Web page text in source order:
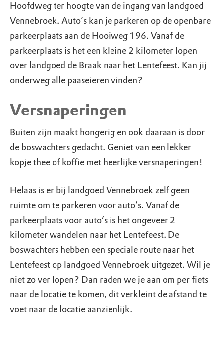
Hoofdweg ter hoogte van de ingang van landgoed
Vennebroek. Auto’s kan je parkeren op de openbare
parkeerplaats aan de Hooiweg 196. Vanaf de
parkeerplaats is het een kleine 2 kilometer lopen
over landgoed de Braak naar het Lentefeest. Kan jij
onderweg alle paaseieren vinden?
Versnaperingen
Buiten zijn maakt hongerig en ook daaraan is door
de boswachters gedacht. Geniet van een lekker
kopje thee of koffie met heerlijke versnaperingen!
Helaas is er bij landgoed Vennebroek zelf geen
ruimte om te parkeren voor auto’s. Vanaf de
parkeerplaats voor auto’s is het ongeveer 2
kilometer wandelen naar het Lentefeest. De
boswachters hebben een speciale route naar het
Lentefeest op landgoed Vennebroek uitgezet. Wil je
niet zo ver lopen? Dan raden we je aan om per fiets
naar de locatie te komen, dit verkleint de afstand te
voet naar de locatie aanzienlijk.